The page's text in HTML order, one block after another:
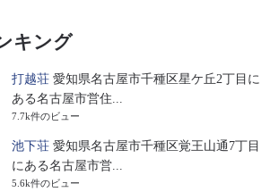
キング
打越荘 愛知県名古屋市千種区星ケ丘2丁目に
ある名古屋市営住...
7.7k件のビュー
池下荘 愛知県名古屋市千種区覚王山通7丁目
にある名古屋市営...
5.6k件のビュー